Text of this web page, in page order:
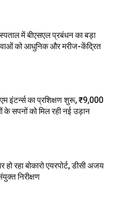
में बीएसएल प्रबंधन का बड़ा
को आधुनिक और मरीज-केंद्रित
इंटर्न्स का प्रशिक्षण शुरू, ₹9,000
सपनों को मिल रही नई उड़ान
हो रहा बोकारो एयरपोर्ट, डीसी अजय
निरीक्षण